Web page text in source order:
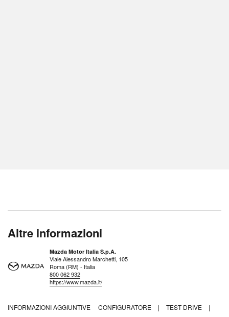
Altre informazioni
Mazda Motor Italia S.p.A.
Viale Alessandro Marchetti, 105
Roma (RM) - Italia
800 062 932
https://www.mazda.it/
INFORMAZIONI AGGIUNTIVE CONFIGURATORE | TEST DRIVE
|